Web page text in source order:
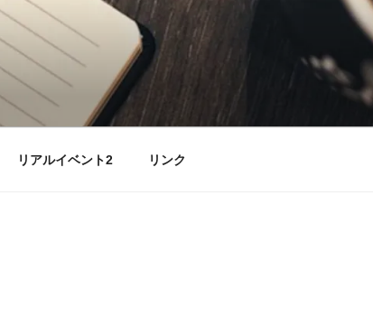
リアルイベント2 リンク